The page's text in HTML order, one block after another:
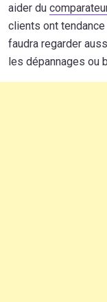
aider du
clients ont
faudra regarder
les dépannages ou